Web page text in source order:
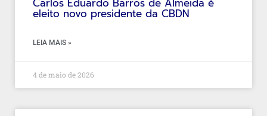
Carlos Eduardo Barros de Almeida é
eleito novo presidente da CBDN
LEIA MAIS »
4 de maio de 2026